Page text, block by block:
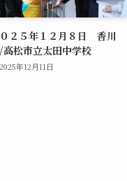
２５年１２月８日 香川
高松市立太田中学校
2025年12月11日